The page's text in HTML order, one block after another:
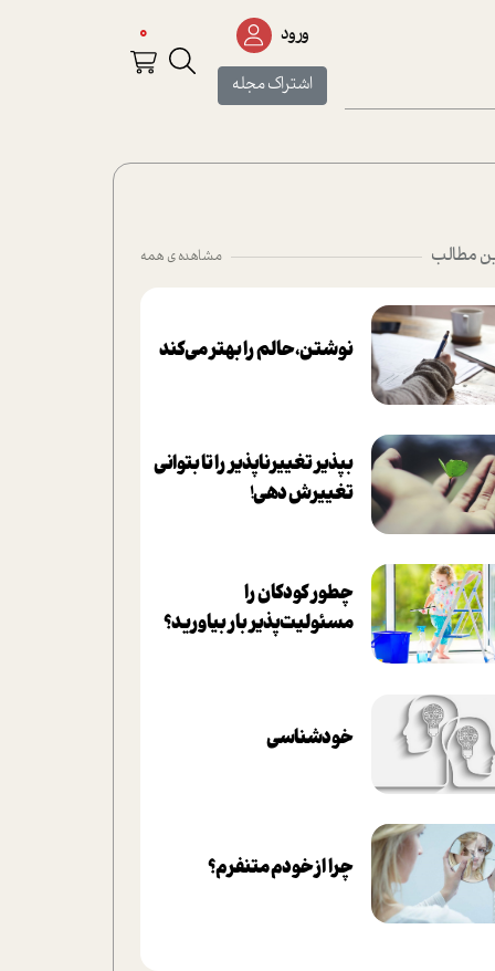
ورود
اشتراک مجله
0
مطالب مشاهده ی همه
نوشتن، حالم را بهتر می‌کند
بپذير تغييرناپذير را تا بتواني
تغييرش دهي!‏
چطور کودکان را
مسئولیت‌پذیر بار بیاورید؟
خودشناسی
چرا از خودم متنفرم؟